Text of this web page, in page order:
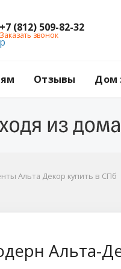
+7 (812) 509-82-32
Заказать звонок
Отзывы Дом
Альта Декор купить в СПб
Альта-